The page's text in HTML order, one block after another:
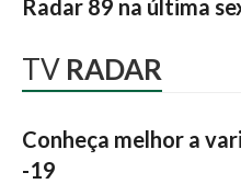
Radar 89 na última
TV RADAR
Conheça melhor a
-19